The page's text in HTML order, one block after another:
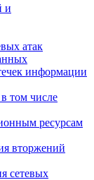
и
атак
информации
том числе
ресурсам
вторжений
сетевых